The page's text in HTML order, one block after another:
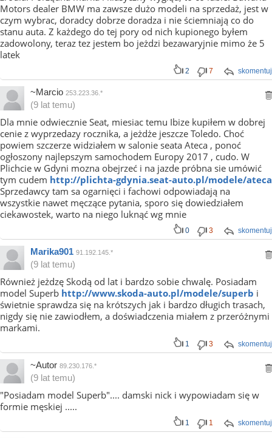
Motors dealer BMW ma zawsze dużo modeli na sprzedaż, jest w
czym wybrac, doradcy dobrze doradza i nie ściemniają co do
stanu auta. Z każdego do tej pory od nich kupionego byłem
zadowolony, teraz tez jestem bo jeżdzi bezawaryjnie mimo że 5
latek
skomentuj
2 7
~Marcio 253.223.36.*
(9 lat temu)
Dla mnie odwiecznie Seat, miesiac temu Ibize kupiłem w dobrej
cenie z wyprzedazy rocznika, a jeżdże jeszcze Toledo. Choć
powiem szczerze widziałem w salonie seata Ateca , ponoć
ogłoszony najlepszym samochodem Europy 2017 , cudo. W
Plichcie w Gdyni mozna obejrzeć i na jazde próbna sie umówić
tym cudem http://plichta-gdynia.seat-auto.pl/modele/ateca
Sprzedawcy tam sa ogarnięci i fachowi odpowiadają na
wszystkie nawet męczące pytania, sporo się dowiedziałem
ciekawostek, warto na niego luknąć wg mnie
skomentuj
0 3
Marika901 91.192.145.*
(9 lat temu)
Również jeżdzę Skodą od lat i bardzo sobie chwalę. Posiadam
model Superb http://www.skoda-auto.pl/modele/superb i
świetnie sprawdza się na krótszych jak i bardzo długich trasach,
nigdy się nie zawiodłem, a doświadczenia miałem z przeróżnymi
markami.
skomentuj
1 3
~Autor 89.230.176.*
(9 lat temu)
"Posiadam model Superb".... damski nick i wypowiadam się w
formie męskiej .....
skomentuj
1 1